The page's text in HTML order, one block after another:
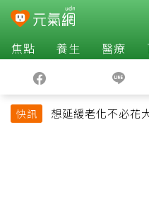
焦點 養生 醫療
快訊
想延緩老化不必花